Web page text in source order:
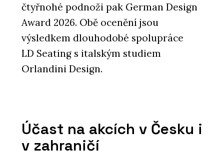
Pracovní židle Arcus - LD Seating
čtyřnohé podnoži pak German Design
Award 2026. Obě ocenění jsou
výsledkem dlouhodobé spolupráce
LD Seating s italským studiem
Orlandini Design.
Účast na akcích v Česku i
v zahraničí